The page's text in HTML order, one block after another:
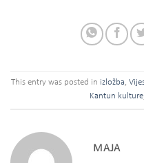
This entry was posted in izložba,
Kantun kulture,
MAJA